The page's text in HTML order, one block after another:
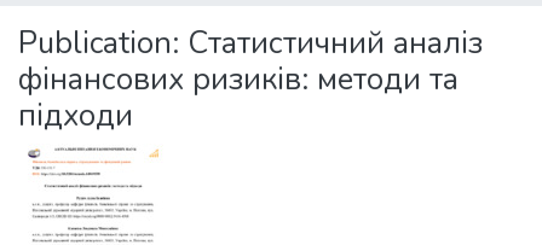
Statistics
Publication: Статистичний аналіз
фінансових ризиків: методи та
підходи